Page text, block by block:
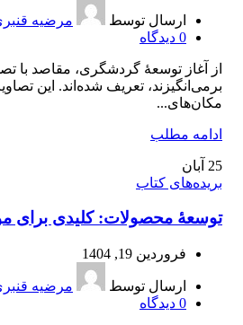
ارسال توسط
مرضیه
0 دیدگاه
از آغاز توسعۀ گردشگری، مقاصد با
برمی‌انگیزند، تعریف شده‌اند. این
مکان‌های...
ادامه مطلب
25 آبان
بریده‌های کتاب
توسعۀ محصولات: کلیدی برای
فروردین 19, 1404
ارسال توسط
مرضیه
0 دیدگاه